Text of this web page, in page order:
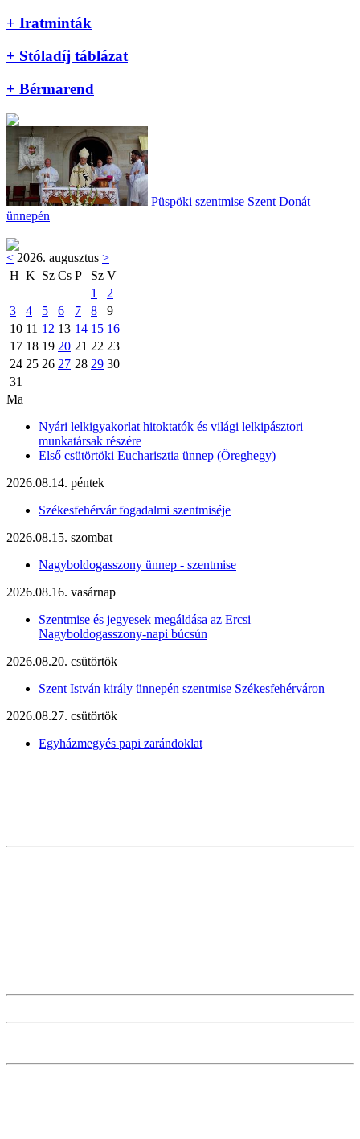
+ Iratminták
+ Stóladíj táblázat
+ Bérmarend
Püspöki szentmise Szent Donát
ünnepén
< 2026. augusztus >
H K Sz Cs P Sz V
1
2
3
4 5 6 7 8
9
10 11 12 13 14 15 16
17 18 19 20 21 22 23
24 25 26 27 28 29 30
31
Ma
Nyári lelkigyakorlat hitoktatók és világi lelkipásztori
munkatársak részére
Első csütörtöki Eucharisztia ünnep (Öreghegy)
2026.08.14. péntek
Székesfehérvár fogadalmi szentmiséje
2026.08.15. szombat
Nagyboldogasszony ünnep - szentmise
2026.08.16. vasárnap
Szentmise és jegyesek megáldása az Ercsi
Nagyboldogasszony-napi búcsún
2026.08.20. csütörtök
Szent István király ünnepén szentmise Székesfehérváron
2026.08.27. csütörtök
Egyházmegyés papi zarándoklat